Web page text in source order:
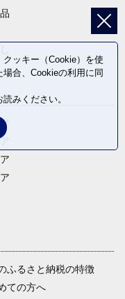
ふるさと納税の特徴
ての方へ
ッキー（Cookie）を使
合、Cookieの利用に同
読みください。